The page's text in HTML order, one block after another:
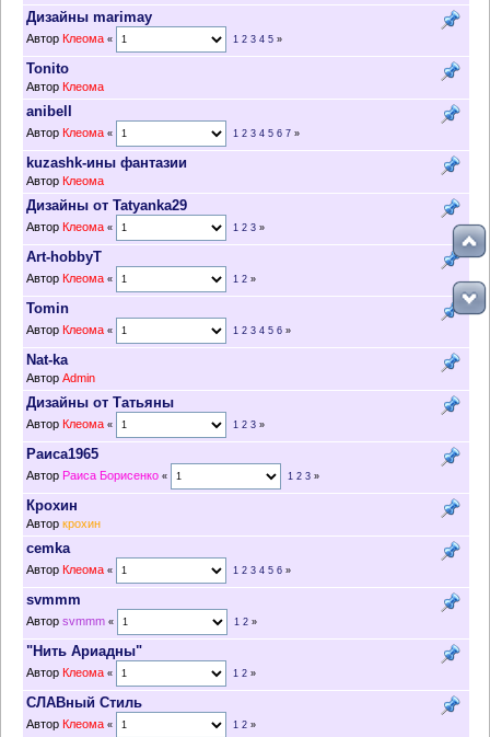
Дизайны marimay
Автор Клеома « 1 2 3 4 5»
Tonito
Автор Клеома
anibell
Автор Клеома « 1 2 3 4 5 6 7»
kuzashk-ины фантазии
Автор Клеома
Дизайны от Tatyanka29
Автор Клеома « 1 2 3»
Art-hobbyT
Автор Клеома « 1 2»
Tomin
Автор Клеома « 1 2 3 4 5 6»
Nat-ka
Автор Admin
Дизайны от Татьяны
Автор Клеома « 1 2 3»
Раиса1965
Автор Раиса Борисенко « 1 2 3»
Крохин
Автор крохин
cemka
Автор Клеома « 1 2 3 4 5 6»
svmmm
Автор svmmm « 1 2»
"Нить Ариадны"
Автор Клеома « 1 2»
СЛАВный Стиль
Автор Клеома « 1 2»